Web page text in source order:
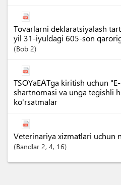
Tovarlarni deklaratsiyalash
yil 31-iyuldagi 605-son
Bob 2
TSOYaEАTga kiritish uchun
shartnomasi va unga tegishli
ko'rsatmalar
Veterinariya xizmatlari uchun
Bandlar 2, 4, 16